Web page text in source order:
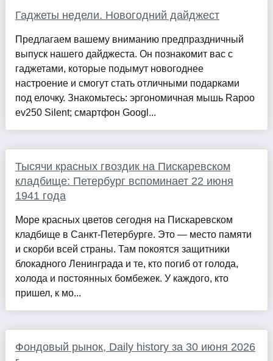
Гаджеты недели. Новогодний дайджест
Предлагаем вашему вниманию предпраздничный
выпуск нашего дайджеста. Он познакомит вас с
гаджетами, которые подымут новогоднее
настроение и смогут стать отличными подарками
под елочку. Знакомьтесь: эргономичная мышь Rapoo
ev250 Silent; смартфон Googl...
Тысячи красных гвоздик на Пискаревском
кладбище: Петербург вспоминает 22 июня
1941 года
Море красных цветов сегодня на Пискаревском
кладбище в Санкт-Петербурге. Это — место памяти
и скорби всей страны. Там покоятся защитники
блокадного Ленинграда и те, кто погиб от голода,
холода и постоянных бомбежек. У каждого, кто
пришел, к мо...
Фондовый рынок, Daily history за 30 июня 2026